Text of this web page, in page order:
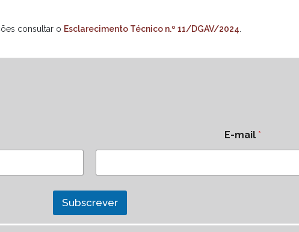
consultar o Esclarecimento Técnico n.º 11/DGAV/2024.
E-mail*
Subscrever